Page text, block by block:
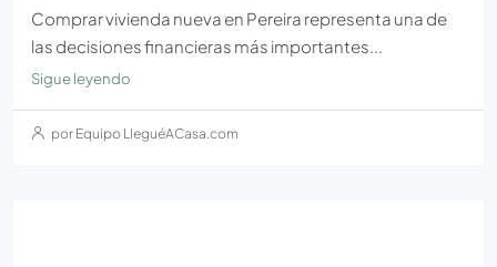
Comprar vivienda nueva en Pereira representa una de
las decisiones financieras más importantes...
Sigue leyendo
por Equipo LleguéACasa.com